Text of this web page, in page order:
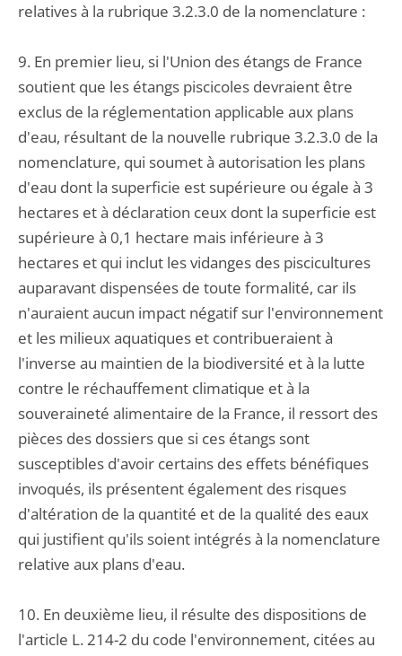
relatives à la rubrique 3.2.3.0 de la nomenclature :
9. En premier lieu, si l'Union des étangs de France
soutient que les étangs piscicoles devraient être
exclus de la réglementation applicable aux plans
d'eau, résultant de la nouvelle rubrique 3.2.3.0 de la
nomenclature, qui soumet à autorisation les plans
d'eau dont la superficie est supérieure ou égale à 3
hectares et à déclaration ceux dont la superficie est
supérieure à 0,1 hectare mais inférieure à 3
hectares et qui inclut les vidanges des piscicultures
auparavant dispensées de toute formalité, car ils
n'auraient aucun impact négatif sur l'environnement
et les milieux aquatiques et contribueraient à
l'inverse au maintien de la biodiversité et à la lutte
contre le réchauffement climatique et à la
souveraineté alimentaire de la France, il ressort des
pièces des dossiers que si ces étangs sont
susceptibles d'avoir certains des effets bénéfiques
invoqués, ils présentent également des risques
d'altération de la quantité et de la qualité des eaux
qui justifient qu'ils soient intégrés à la nomenclature
relative aux plans d'eau.
10. En deuxième lieu, il résulte des dispositions de
l'article L. 214-2 du code l'environnement, citées au